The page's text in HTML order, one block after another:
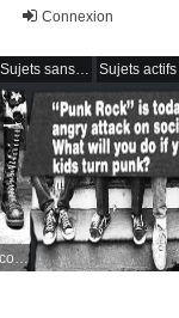
Connexion
Sujets sans réponse Sujets actifs